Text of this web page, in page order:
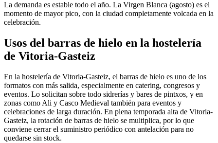
La demanda es estable todo el año. La Virgen Blanca (agosto) es el
momento de mayor pico, con la ciudad completamente volcada en la
celebración.
Usos del barras de hielo en la hostelería
de Vitoria-Gasteiz
En la hostelería de Vitoria-Gasteiz, el barras de hielo es uno de los
formatos con más salida, especialmente en catering, congresos y
eventos. Lo solicitan sobre todo sidrerías y bares de pintxos, y en
zonas como Ali y Casco Medieval también para eventos y
celebraciones de larga duración. En plena temporada alta de Vitoria-
Gasteiz, la rotación de barras de hielo se multiplica, por lo que
conviene cerrar el suministro periódico con antelación para no
quedarse sin stock.